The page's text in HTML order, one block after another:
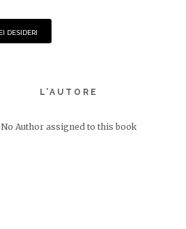
DESIDERI
L’AUTORE
No Author assigned to this book